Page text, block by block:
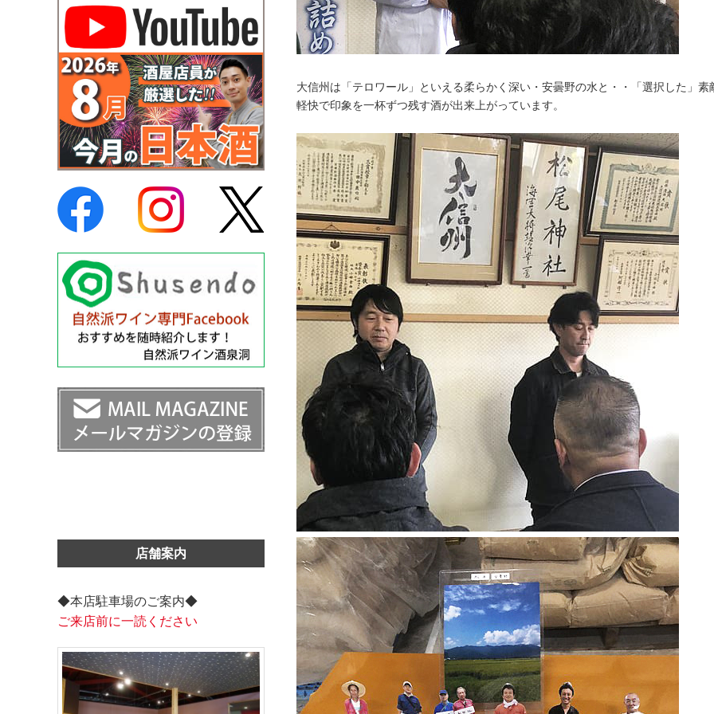
大信州は「テロワール」といえる柔らかく深い・安曇野の水と・・「選択した」素
軽快で印象を一杯ずつ残す酒が出来上がっています。
店舗案内
◆本店駐車場のご案内◆
ご来店前に一読ください